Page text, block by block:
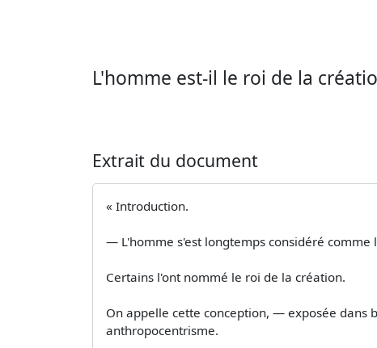
L'homme est-il le roi de la
Extrait du document
« Introduction.
— L'homme s'est longtemps considéré comme
Certains l'ont nommé le roi de la création.
On appelle cette conception, — exposée dans
anthropocentrisme.